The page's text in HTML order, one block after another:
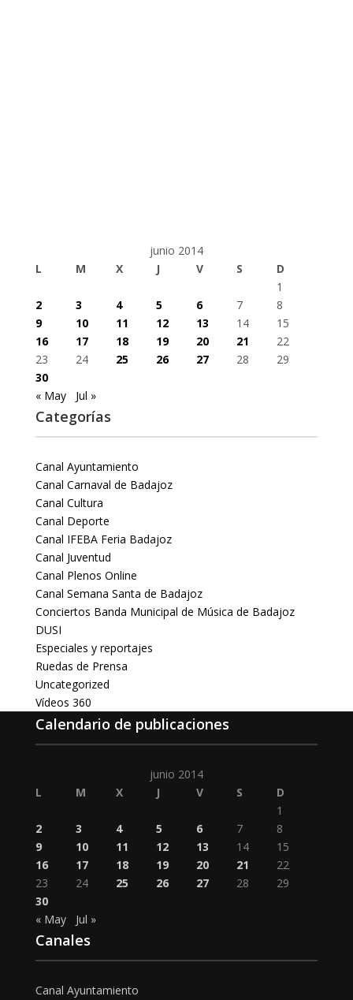
junio 2014
L
M X J V S
D
1
2
3 4 5 6 7
8
9
10 11 12 13 14
15
16
17 18 19 20 21
22
23
24 25 26 27 28
29
30
« May
Jul »
Categorías
Canal Ayuntamiento
Canal Carnaval de Badajoz
Canal Cultura
Canal Deporte
Canal IFEBA Feria Badajoz
Canal Juventud
Canal Plenos Online
Canal Semana Santa de Badajoz
Conciertos Banda Municipal de Música de Badajoz
DUSI
Especiales y reportajes
Ruedas de Prensa
Uncategorized
Vídeos 360
Calendario de publicaciones
junio 2014
L
M X J V S
D
1
2
3 4 5 6 7
8
9
10 11 12 13 14
15
16
17 18 19 20 21
22
23
24 25 26 27 28
29
30
« May
Jul »
Canales
Canal Ayuntamiento